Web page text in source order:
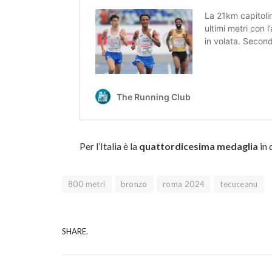
Per l’Italia è la quattordicesima medaglia in
800 metri bronzo roma 2024 tecuceanu
SHARE.